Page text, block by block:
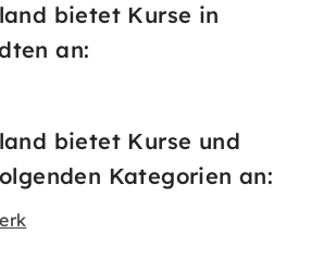
bietet Kurse in
an:
bietet Kurse und
Kategorien an: